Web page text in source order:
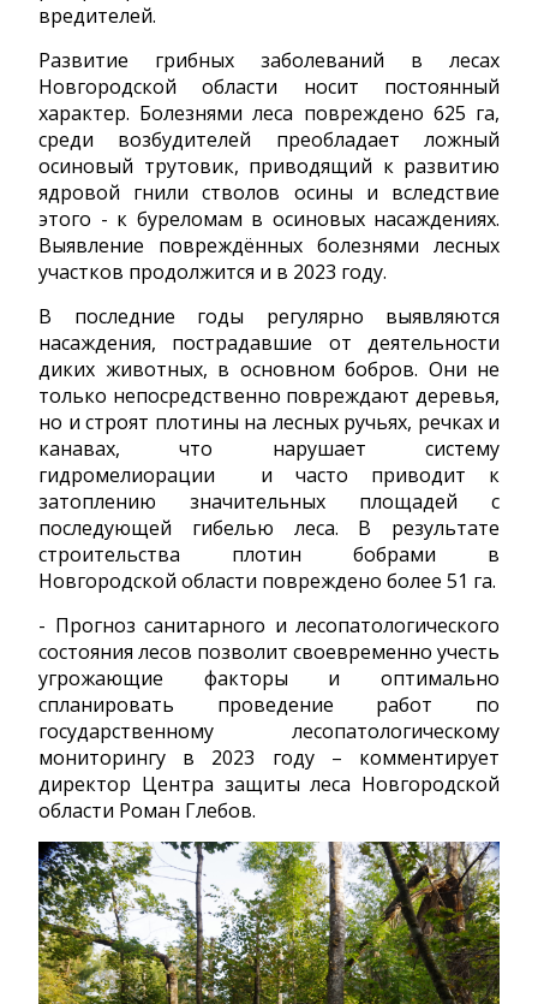
вредителей.
Развитие грибных заболеваний в лесах
Новгородской области носит постоянный
характер. Болезнями леса повреждено 625 га,
среди возбудителей преобладает ложный
осиновый трутовик, приводящий к развитию
ядровой гнили стволов осины и вследствие
этого - к буреломам в осиновых насаждениях.
Выявление повреждённых болезнями лесных
участков продолжится и в 2023 году.
В последние годы регулярно выявляются
насаждения, пострадавшие от деятельности
диких животных, в основном бобров. Они не
только непосредственно повреждают деревья,
но и строят плотины на лесных ручьях, речках и
канавах, что нарушает систему
гидромелиорации и часто приводит к
затоплению значительных площадей с
последующей гибелью леса. В результате
строительства плотин бобрами в
Новгородской области повреждено более 51 га.
- Прогноз санитарного и лесопатологического
состояния лесов позволит своевременно учесть
угрожающие факторы и оптимально
спланировать проведение работ по
государственному лесопатологическому
мониторингу в 2023 году – комментирует
директор Центра защиты леса Новгородской
области Роман Глебов.